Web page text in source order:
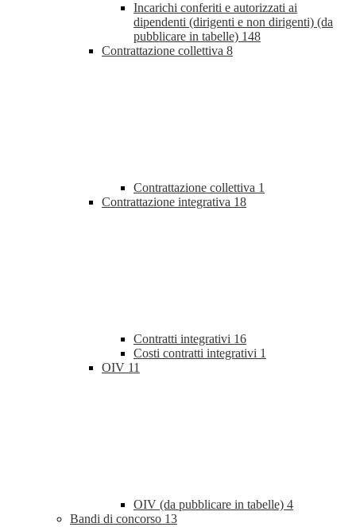
Incarichi conferiti e autorizzati ai
dipendenti (dirigenti e non dirigenti) (da
pubblicare in tabelle) 148
Contrattazione collettiva 8
Contrattazione collettiva 1
Contrattazione integrativa 18
Contratti integrativi 16
Costi contratti integrativi 1
OIV 11
OIV (da pubblicare in tabelle) 4
Bandi di concorso 13